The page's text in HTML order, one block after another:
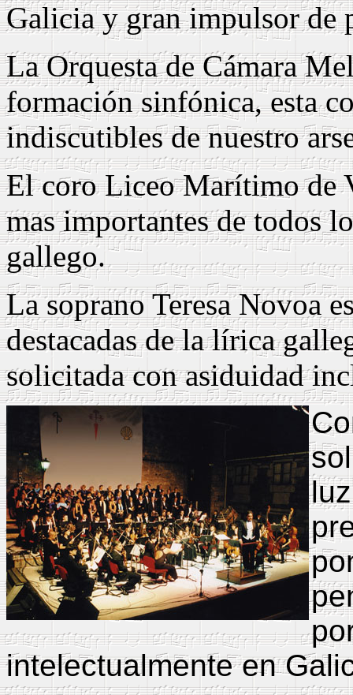
Galicia y gran impulsor de
La Orquesta de Cámara
formación sinfónica, esta
indiscutibles de nuestro
El coro Liceo Marítimo de
mas importantes de todos
gallego.
La soprano Teresa Novoa
destacadas de la lírica
solicitada con asiduidad
intelectualmente en